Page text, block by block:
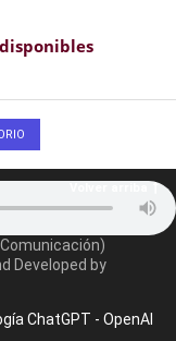
Developed by
ChatGPT - OpenAI